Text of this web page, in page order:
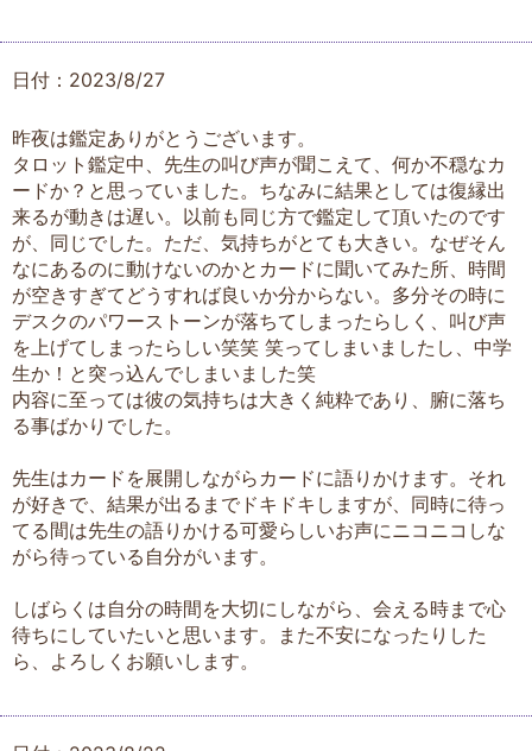
日付：2023/8/27
昨夜は鑑定ありがとうございます。
タロット鑑定中、先生の叫び声が聞こえて、何か不穏なカ
ードか？と思っていました。ちなみに結果としては復縁出
来るが動きは遅い。以前も同じ方で鑑定して頂いたのです
が、同じでした。ただ、気持ちがとても大きい。なぜそん
なにあるのに動けないのかとカードに聞いてみた所、時間
が空きすぎてどうすれば良いか分からない。多分その時に
デスクのパワーストーンが落ちてしまったらしく、叫び声
を上げてしまったらしい笑笑 笑ってしまいましたし、中学
生か！と突っ込んでしまいました笑
内容に至っては彼の気持ちは大きく純粋であり、腑に落ち
る事ばかりでした。
先生はカードを展開しながらカードに語りかけます。それ
が好きで、結果が出るまでドキドキしますが、同時に待っ
てる間は先生の語りかける可愛らしいお声にニコニコしな
がら待っている自分がいます。
しばらくは自分の時間を大切にしながら、会える時まで心
待ちにしていたいと思います。また不安になったりした
ら、よろしくお願いします。